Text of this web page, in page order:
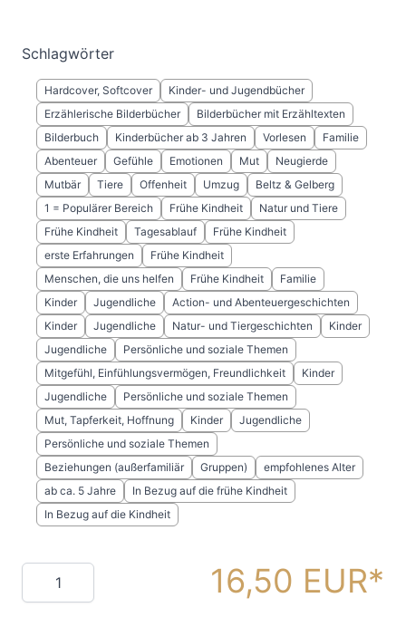
Schlagwörter
Hardcover, Softcover
Kinder- und Jugendbücher
Erzählerische Bilderbücher
Bilderbücher mit Erzähltexten
Bilderbuch
Kinderbücher ab 3 Jahren Vorlesen
Familie
Abenteuer
Gefühle Emotionen Mut
Neugierde
Mutbär
Tiere Offenheit Umzug
Beltz & Gelberg
1 = Populärer Bereich
Frühe Kindheit
Natur und Tiere
Frühe Kindheit
Tagesablauf
Frühe Kindheit
erste Erfahrungen
Frühe Kindheit
Menschen, die uns helfen
Frühe Kindheit
Familie
Kinder
Jugendliche
Action- und Abenteuergeschichten
Kinder
Jugendliche Natur- und Tiergeschichten
Kinder
Jugendliche
Persönliche und soziale Themen
Mitgefühl, Einfühlungsvermögen, Freundlichkeit
Kinder
Jugendliche
Persönliche und soziale Themen
Mut, Tapferkeit, Hoffnung
Kinder
Jugendliche
Persönliche und soziale Themen
Beziehungen (außerfamiliär
Gruppen)
empfohlenes Alter
ab ca. 5 Jahre
In Bezug auf die frühe Kindheit
In Bezug auf die Kindheit
Menge 16,50 EUR